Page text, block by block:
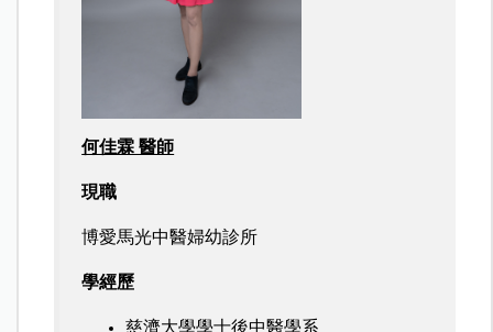
何佳霖 醫師
現職
博愛馬光中醫婦幼診所
學經歷
慈濟大學學士後中醫學系